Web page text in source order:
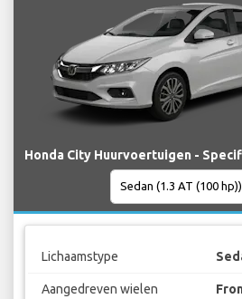
Honda City Huurvoertuigen -
Lichaamstype
Aangedreven wielen